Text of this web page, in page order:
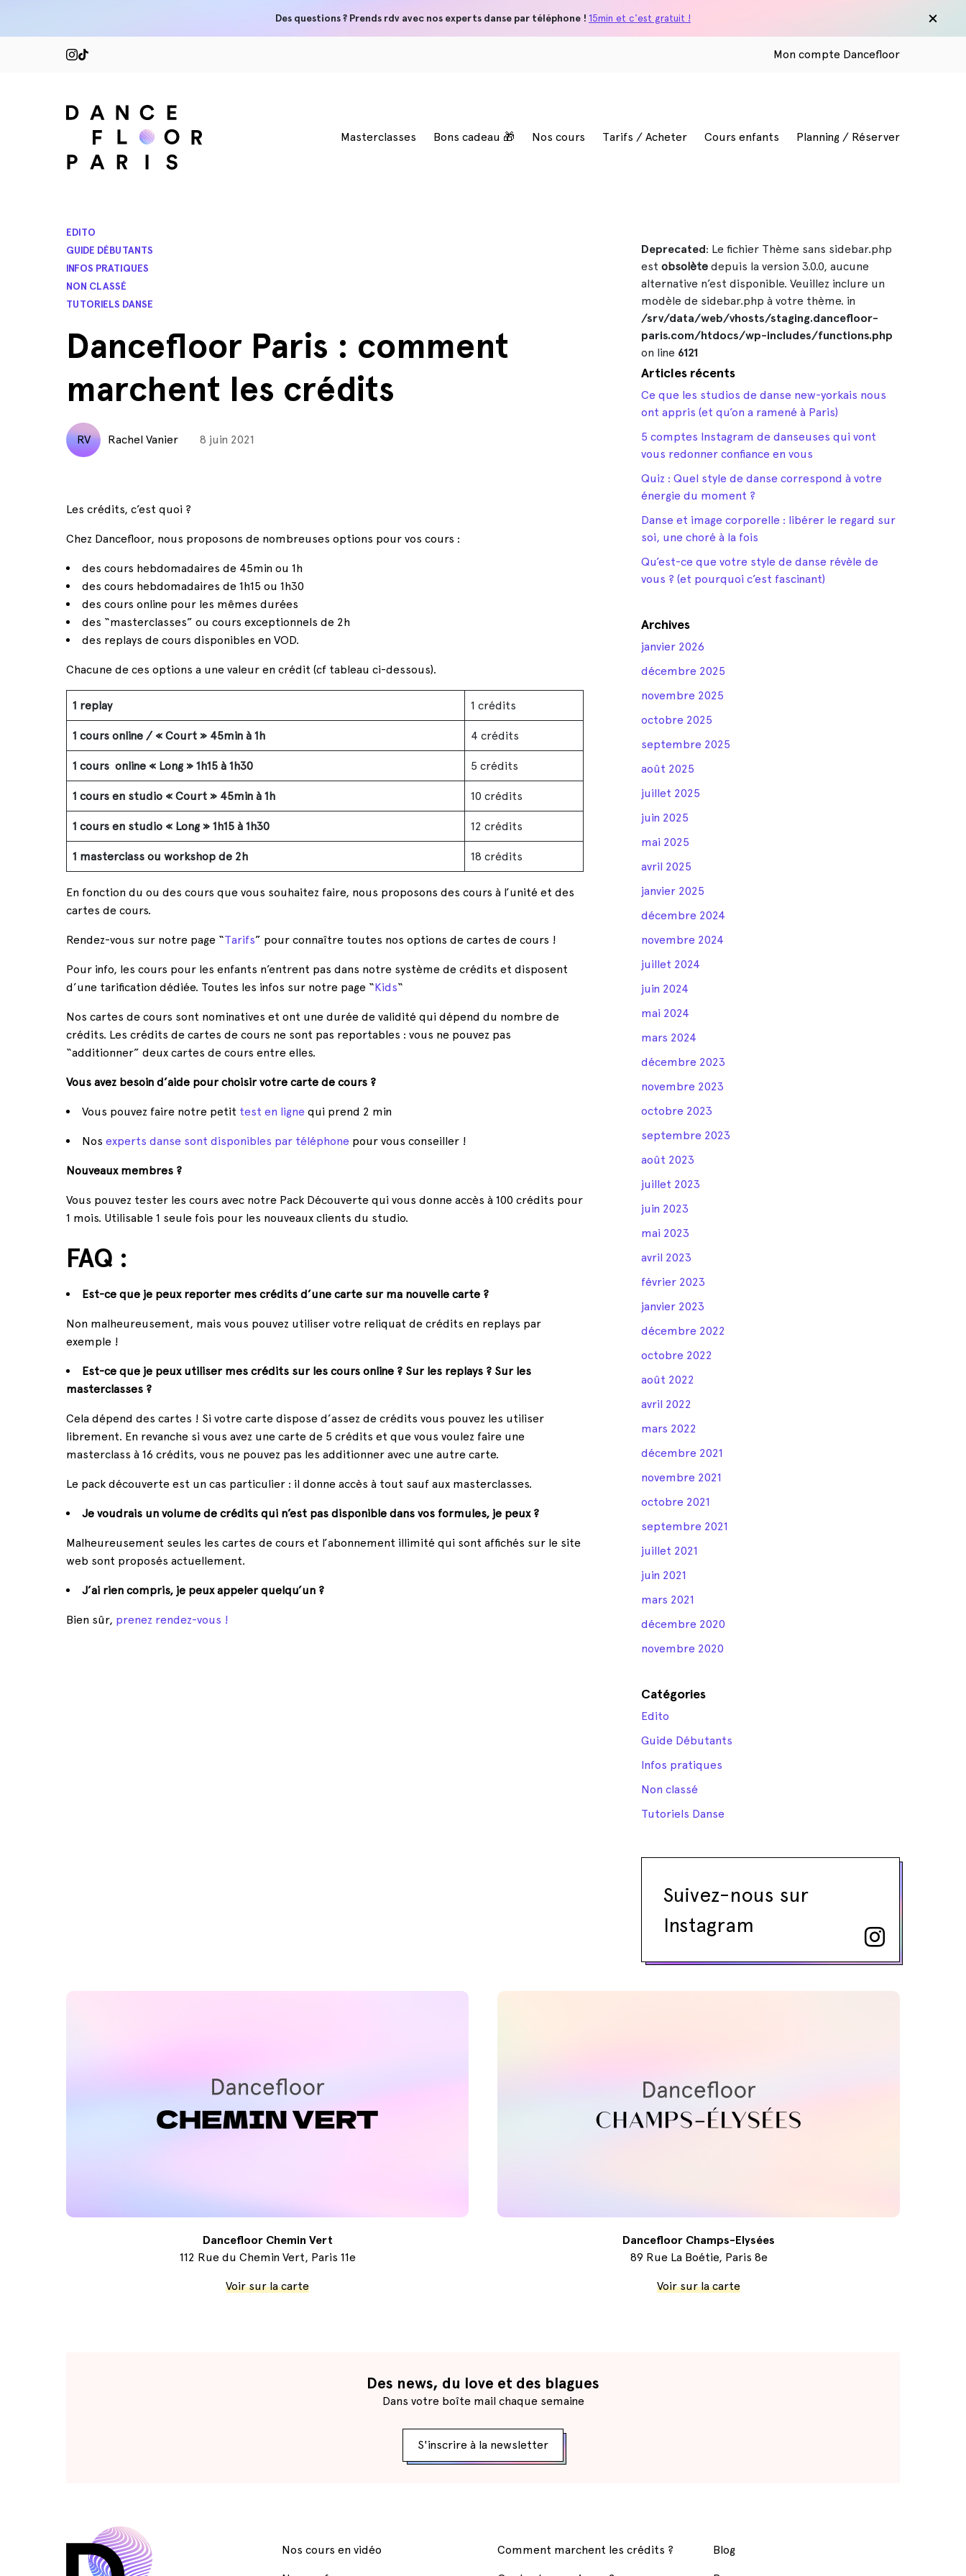
Des questions ? Prends rdv avec nos experts danse par téléphone ! 15min et c'est gratuit !
Mon compte Dancefloor
Masterclasses Bons cadeau 🎁 Nos cours Tarifs / Acheter Cours enfants Planning / Réserver
EDITO
GUIDE DÉBUTANTS
INFOS PRATIQUES
NON CLASSÉ
TUTORIELS DANSE
Dancefloor Paris : comment
marchent les crédits
RV Rachel Vanier 8 juin 2021
Les crédits, c’est quoi ?
Chez Dancefloor, nous proposons de nombreuses options pour vos cours :
des cours hebdomadaires de 45min ou 1h
des cours hebdomadaires de 1h15 ou 1h30
des cours online pour les mêmes durées
des “masterclasses” ou cours exceptionnels de 2h
des replays de cours disponibles en VOD.
Chacune de ces options a une valeur en crédit (cf tableau ci-dessous).
1 replay 1 crédits
1 cours online / « Court » 45min à 1h 4 crédits
1 cours online « Long » 1h15 à 1h30 5 crédits
1 cours en studio « Court » 45min à 1h 10 crédits
1 cours en studio « Long » 1h15 à 1h30 12 crédits
1 masterclass ou workshop de 2h 18 crédits
En fonction du ou des cours que vous souhaitez faire, nous proposons des cours à l’unité et des
cartes de cours.
Rendez-vous sur notre page “Tarifs” pour connaître toutes nos options de cartes de cours !
Pour info, les cours pour les enfants n’entrent pas dans notre système de crédits et disposent
d’une tarification dédiée. Toutes les infos sur notre page “Kids“
Nos cartes de cours sont nominatives et ont une durée de validité qui dépend du nombre de
crédits. Les crédits de cartes de cours ne sont pas reportables : vous ne pouvez pas
“additionner” deux cartes de cours entre elles.
Vous avez besoin d’aide pour choisir votre carte de cours ?
Vous pouvez faire notre petit test en ligne qui prend 2 min
Nos experts danse sont disponibles par téléphone pour vous conseiller !
Nouveaux membres ?
Vous pouvez tester les cours avec notre Pack Découverte qui vous donne accès à 100 crédits pour
1 mois. Utilisable 1 seule fois pour les nouveaux clients du studio.
FAQ :
Est-ce que je peux reporter mes crédits d’une carte sur ma nouvelle carte ?
Non malheureusement, mais vous pouvez utiliser votre reliquat de crédits en replays par
exemple !
Est-ce que je peux utiliser mes crédits sur les cours online ? Sur les replays ? Sur les
masterclasses ?
Cela dépend des cartes ! Si votre carte dispose d’assez de crédits vous pouvez les utiliser
librement. En revanche si vous avez une carte de 5 crédits et que vous voulez faire une
masterclass à 16 crédits, vous ne pouvez pas les additionner avec une autre carte.
Le pack découverte est un cas particulier : il donne accès à tout sauf aux masterclasses.
Je voudrais un volume de crédits qui n’est pas disponible dans vos formules, je peux ?
Malheureusement seules les cartes de cours et l’abonnement illimité qui sont affichés sur le site
web sont proposés actuellement.
J’ai rien compris, je peux appeler quelqu’un ?
Bien sûr, prenez rendez-vous !
Deprecated: Le fichier Thème sans sidebar.php
est obsolète depuis la version 3.0.0, aucune
alternative n’est disponible. Veuillez inclure un
modèle de sidebar.php à votre thème. in
/srv/data/web/vhosts/staging.dancefloor-
paris.com/htdocs/wp-includes/functions.php
on line 6121
Articles récents
Ce que les studios de danse new-yorkais nous
ont appris (et qu’on a ramené à Paris)
5 comptes Instagram de danseuses qui vont
vous redonner confiance en vous
Quiz : Quel style de danse correspond à votre
énergie du moment ?
Danse et image corporelle : libérer le regard sur
soi, une choré à la fois
Qu’est-ce que votre style de danse révèle de
vous ? (et pourquoi c’est fascinant)
Archives
janvier 2026
décembre 2025
novembre 2025
octobre 2025
septembre 2025
août 2025
juillet 2025
juin 2025
mai 2025
avril 2025
janvier 2025
décembre 2024
novembre 2024
juillet 2024
juin 2024
mai 2024
mars 2024
décembre 2023
novembre 2023
octobre 2023
septembre 2023
août 2023
juillet 2023
juin 2023
mai 2023
avril 2023
février 2023
janvier 2023
décembre 2022
octobre 2022
août 2022
avril 2022
mars 2022
décembre 2021
novembre 2021
octobre 2021
septembre 2021
juillet 2021
juin 2021
mars 2021
décembre 2020
novembre 2020
Catégories
Edito
Guide Débutants
Infos pratiques
Non classé
Tutoriels Danse
Suivez-nous sur
Instagram
Dancefloor Chemin Vert
112 Rue du Chemin Vert, Paris 11e
Voir sur la carte
Dancefloor Champs-Elysées
89 Rue La Boétie, Paris 8e
Voir sur la carte
Des news, du love et des blagues
Dans votre boîte mail chaque semaine
S'inscrire à la newsletter
Nos cours en vidéo Comment marchent les crédits ? Blog